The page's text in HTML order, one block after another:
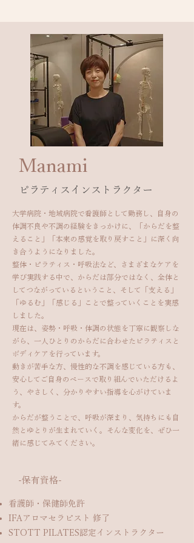
​Manami
​ピラティスインストラクター
大学病院・地域病院で看護師として勤務し、自身の
体調不良や不調の経験をきっかけに、「からだを整
えること」「本来の感覚を取り戻すこと」に深く向
き合うようになりました。
整体・ピラティス・呼吸法など、さまざまなケアを
学び実践する中で、からだは部分ではなく、全体と
してつながっているということ、そして「支える」
「ゆるむ」「感じる」ことで整っていくことを実感
しました。
現在は、姿勢・呼吸・体調の状態を丁寧に観察しな
がら、一人ひとりのからだに合わせたピラティスと
ボディケアを行っています。
動きが苦手な方、慢性的な不調を感じている方も、
安心してご自身のペースで取り組んでいただけるよ
う、やさしく、分かりやすい指導を心がけていま
す。
からだが整うことで、呼吸が深まり、気持ちにも自
然とゆとりが生まれていく。そんな変化を、ぜひ一
緒に感じてみてください。
​-保有資格-
看護師・保健師免許
IFAアロマセラピスト 修了
STOTT PILATES認定インストラクター